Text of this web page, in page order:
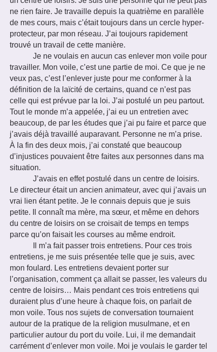
ne rien faire. Je travaille depuis la quatrième en parallèle
de mes cours, mais c’était toujours dans un cercle hyper-
protecteur, par mon réseau. J’ai toujours rapidement
trouvé un travail de cette manière.
Je ne voulais en aucun cas enlever mon voile pour
travailler. Mon voile, c’est une partie de moi. Ce que je ne
veux pas, c’est l’enlever juste pour me conformer à la
définition de la laïcité de certains, quand ce n’est pas
celle qui est prévue par la loi. J’ai postulé un peu partout.
Tout le monde m’a appelée, j’ai eu un entretien avec
beaucoup, de par les études que j’ai pu faire et parce que
j’avais déjà travaillé auparavant. Personne ne m’a prise.
À la fin des deux mois, j’ai constaté que beaucoup
d’injustices pouvaient être faites aux personnes dans ma
situation.
J’avais en effet postulé dans un centre de loisirs.
Le directeur était un ancien animateur, avec qui j’avais un
vrai lien étant petite. Je le connais depuis que je suis
petite. Il connaît ma mère, ma sœur, et même en dehors
du centre de loisirs on se croisait de temps en temps
parce qu’on faisait les courses au même endroit.
Il m’a fait passer trois entretiens. Pour ces trois
entretiens, je me suis présentée telle que je suis, avec
mon foulard. Les entretiens devaient porter sur
l’organisation, comment ça allait se passer, les valeurs du
centre de loisirs… Mais pendant ces trois entretiens qui
duraient plus d’une heure à chaque fois, on parlait de
mon voile. Tous nos sujets de conversation tournaient
autour de la pratique de la religion musulmane, et en
particulier autour du port du voile. Lui, il me demandait
carrément d’enlever mon voile. Moi je voulais le garder tel